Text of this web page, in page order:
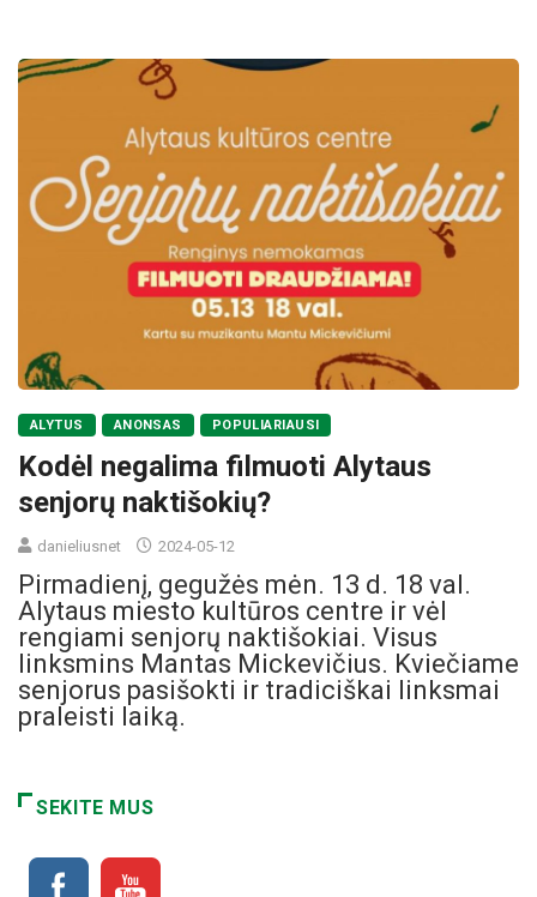
ALYTUS ANONSAS POPULIARIAUSI
Kodėl negalima filmuoti Alytaus
senjorų naktišokių?
danieliusnet 2024-05-12
Pirmadienį, gegužės mėn. 13 d. 18 val.
Alytaus miesto kultūros centre ir vėl
rengiami senjorų naktišokiai. Visus
linksmins Mantas Mickevičius. Kviečiame
senjorus pasišokti ir tradiciškai linksmai
praleisti laiką.
SEKITE MUS